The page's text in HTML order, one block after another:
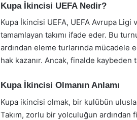
Kupa İkincisi UEFA Nedir?
Kupa İkincisi UEFA, UEFA Avrupa Ligi
tamamlayan takımı ifade eder. Bu
ardından eleme turlarında mücadele
hak kazanır. Ancak, finalde kaybeden
Kupa İkincisi Olmanın Anlamı
Kupa ikincisi olmak, bir kulübün
Takım, zorlu bir yolculuğun ardından